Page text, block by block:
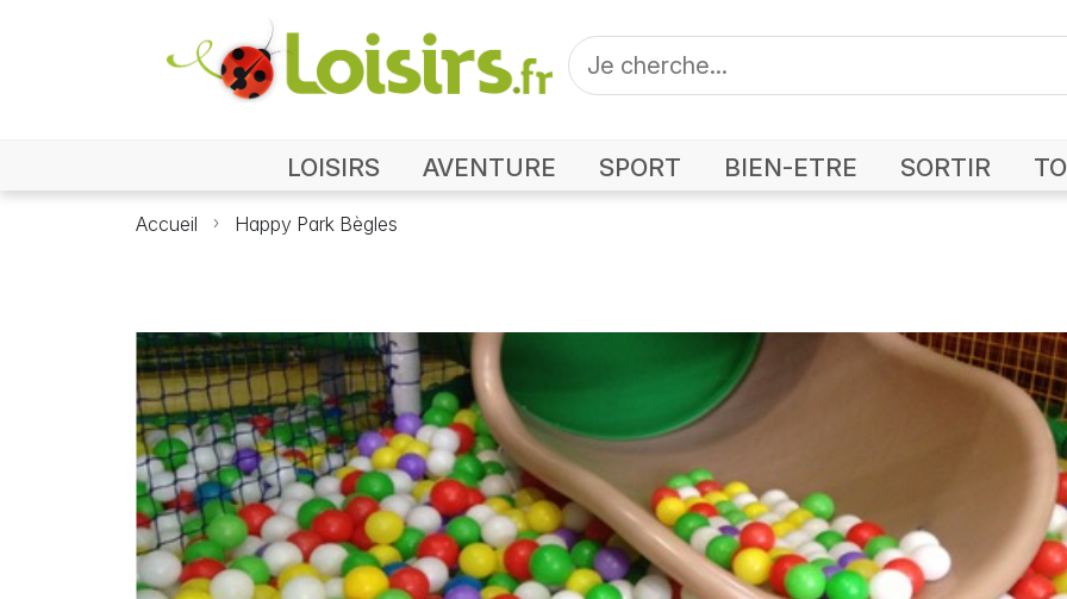
LOISIRS AVENTURE SPORT BIEN-ETRE SORTIR
Accueil Happy Park Bègles
Photo Happy Park Bègles